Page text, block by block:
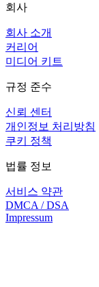
회사
회사 소개
커리어
미디어 키트
규정 준수
신뢰 센터
개인정보 처리방침
쿠키 정책
법률 정보
서비스 약관
DMCA / DSA
Impressum